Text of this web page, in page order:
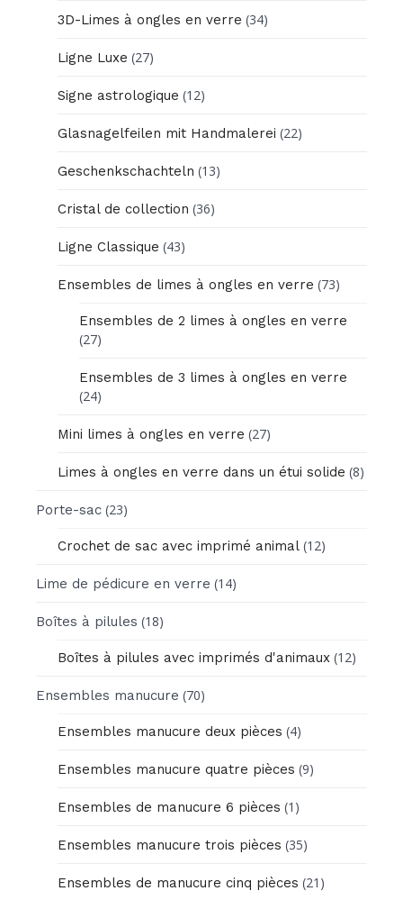
3D-Limes à ongles en verre (34)
Ligne Luxe (27)
Signe astrologique (12)
Glasnagelfeilen mit Handmalerei (22)
Geschenkschachteln (13)
Cristal de collection (36)
Ligne Classique (43)
Ensembles de limes à ongles en verre (73)
Ensembles de 2 limes à ongles en verre
(27)
Ensembles de 3 limes à ongles en verre
(24)
Mini limes à ongles en verre (27)
Limes à ongles en verre dans un étui solide (8)
Porte-sac (23)
Crochet de sac avec imprimé animal (12)
Lime de pédicure en verre (14)
Boîtes à pilules (18)
Boîtes à pilules avec imprimés d'animaux (12)
Ensembles manucure (70)
Ensembles manucure deux pièces (4)
Ensembles manucure quatre pièces (9)
Ensembles de manucure 6 pièces (1)
Ensembles manucure trois pièces (35)
Ensembles de manucure cinq pièces (21)